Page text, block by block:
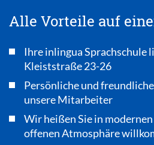
Alle Vorteile auf
Ihre inlingua Sprachschule
Kleiststraße 23-26
Persönliche und
unsere Mitarbeiter
Wir heißen Sie in
offenen Atmosphäre